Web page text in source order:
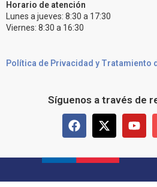
Horario de atención
Lunes a jueves: 8:30 a 17:30
Viernes: 8:30 a 16:30
Política de Privacidad y Tratamiento
Síguenos a través de